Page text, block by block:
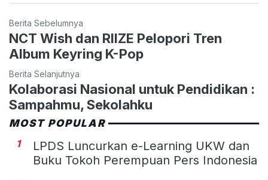
Berita Sebelumnya
NCT Wish dan RIIZE Pelopori Tren
Album Keyring K-Pop
Berita Selanjutnya
Kolaborasi Nasional untuk Pendidikan :
Sampahmu, Sekolahku
MOST POPULAR
1
LPDS Luncurkan e-Learning UKW dan
Buku Tokoh Perempuan Pers Indonesia